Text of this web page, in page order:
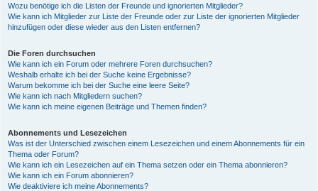
Wozu benötige ich die Listen der Freunde und ignorierten Mitglieder?
Wie kann ich Mitglieder zur Liste der Freunde oder zur Liste der ignorierten Mitglieder
hinzufügen oder diese wieder aus den Listen entfernen?
Die Foren durchsuchen
Wie kann ich ein Forum oder mehrere Foren durchsuchen?
Weshalb erhalte ich bei der Suche keine Ergebnisse?
Warum bekomme ich bei der Suche eine leere Seite?
Wie kann ich nach Mitgliedern suchen?
Wie kann ich meine eigenen Beiträge und Themen finden?
Abonnements und Lesezeichen
Was ist der Unterschied zwischen einem Lesezeichen und einem Abonnements für ein
Thema oder Forum?
Wie kann ich ein Lesezeichen auf ein Thema setzen oder ein Thema abonnieren?
Wie kann ich ein Forum abonnieren?
Wie deaktiviere ich meine Abonnements?